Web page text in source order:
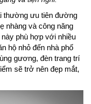
thường ưu tiên đường
nhàng và công năng
phù hợp với nhiều
hộ nhỏ đến nhà phố
gương, đèn trang trí
sẽ trở nên đẹp mắt,